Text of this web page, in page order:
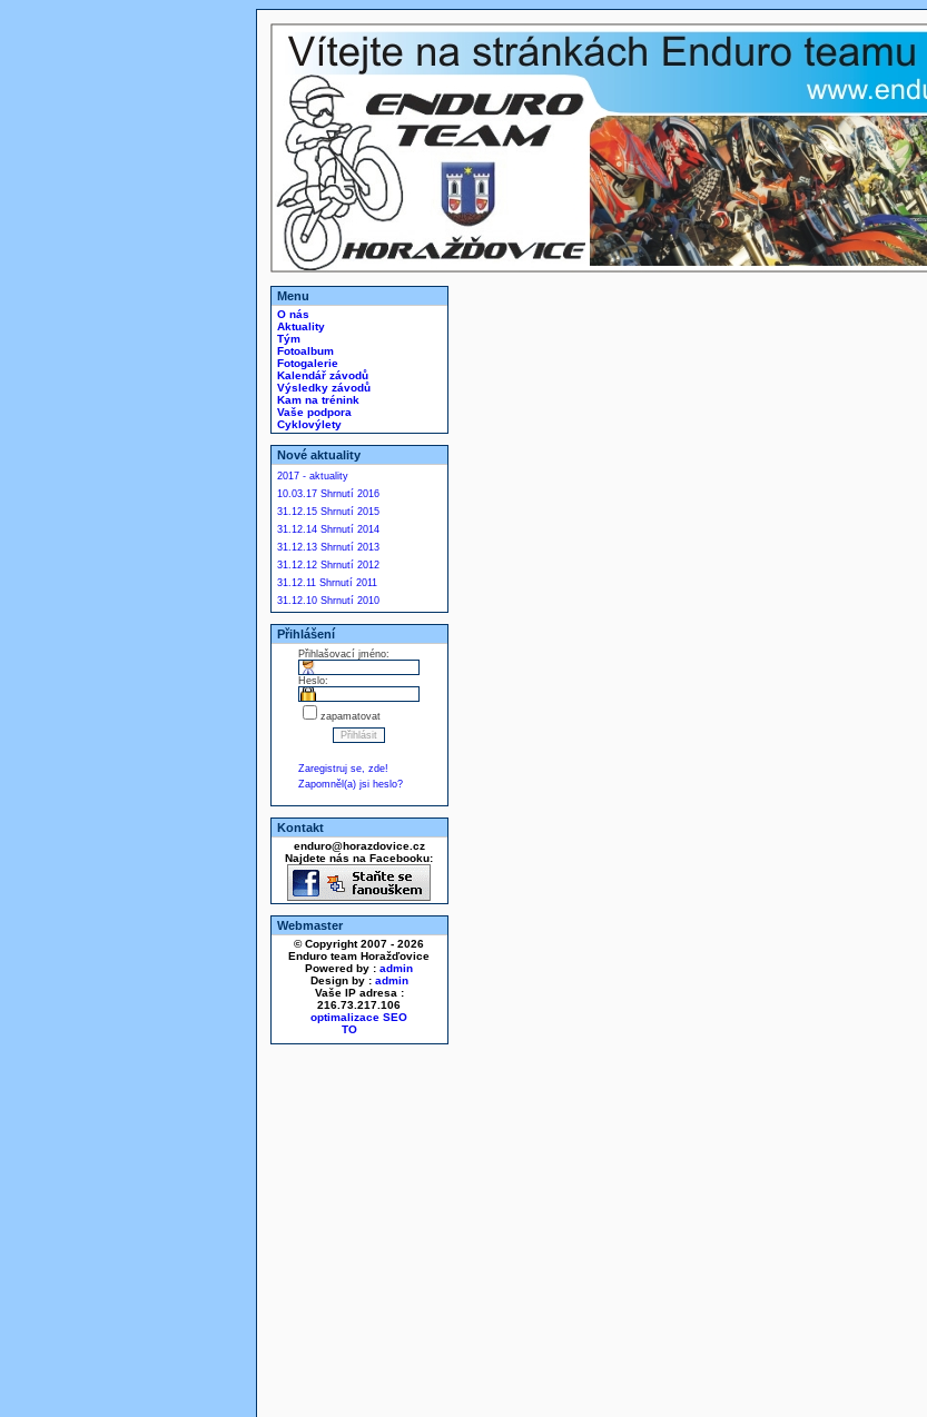
Menu
O nás
Aktuality
Tým
Fotoalbum
Fotogalerie
Kalendář závodů
Výsledky závodů
Kam na trénink
Vaše podpora
Cyklovýlety
Nové aktuality
2017 - aktuality
10.03.17 Shrnutí 2016
31.12.15 Shrnutí 2015
31.12.14 Shrnutí 2014
31.12.13 Shrnutí 2013
31.12.12 Shrnutí 2012
31.12.11 Shrnutí 2011
31.12.10 Shrnutí 2010
Přihlášení
Přihlašovací jméno:
Heslo:
zapamatovat
Zaregistruj se, zde!
Zapomněl(a) jsi heslo?
Kontakt
enduro@horazdovice.cz
Najdete nás na Facebooku:
Webmaster
© Copyright 2007 - 2026
Enduro team Horažďovice
Powered by : admin
Design by : admin
Vaše IP adresa :
216.73.217.106
optimalizace SEO